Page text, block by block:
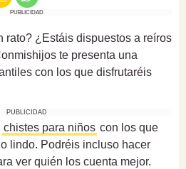
PUBLICIDAD
rato? ¿Estáis dispuestos a reíros
te presenta una
con los que disfrutaréis
PUBLICIDAD
chistes para niños con los que
lindo. Podréis incluso hacer
ver quién los cuenta mejor.